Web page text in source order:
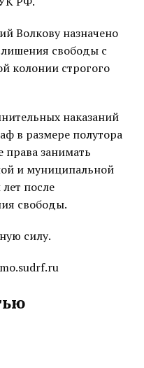
Волкову назначено
свободы с
колонии строгого
наказаний
в размере полутора
занимать
и муниципальной
после
свободы.
силу.